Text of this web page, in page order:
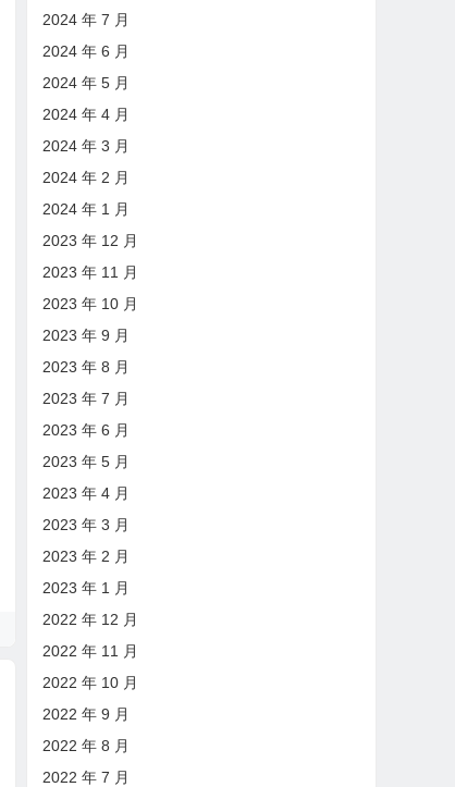
2024 年 7 月
2024 年 6 月
2024 年 5 月
2024 年 4 月
2024 年 3 月
2024 年 2 月
2024 年 1 月
2023 年 12 月
2023 年 11 月
2023 年 10 月
2023 年 9 月
2023 年 8 月
2023 年 7 月
2023 年 6 月
2023 年 5 月
2023 年 4 月
2023 年 3 月
2023 年 2 月
2023 年 1 月
2022 年 12 月
2022 年 11 月
2022 年 10 月
2022 年 9 月
2022 年 8 月
2022 年 7 月